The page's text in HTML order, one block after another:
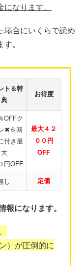
なります。
場合にいくらで読め
。
ト＆特
典
お得度
OFFク
✖６回
付き最
大
円OFF
最大４２
００円
OFF
し 定価
になります。
）が圧倒的に